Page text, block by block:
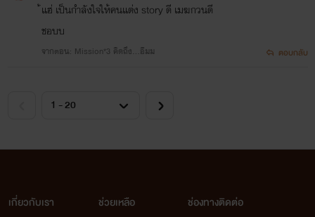
้แฮ่ เป็นกำลังใจให้คนแต่ง story ดี เมฆกวนดี
ชอบบ
จากตอน: Mission*3 คิดถึง...อืมม ตอบกลับ
เกี่ยวกับเรา
ช่วยเหลือ
ช่องทางติดต่อ